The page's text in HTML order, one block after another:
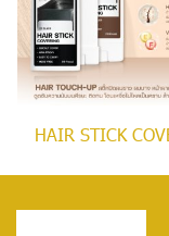
HAIR STICK